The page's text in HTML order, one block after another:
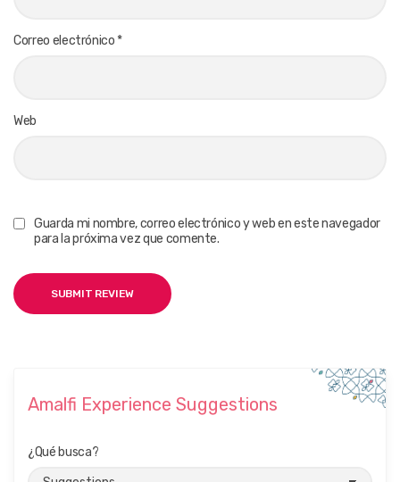
Correo electrónico *
Web
Guarda mi nombre, correo electrónico y web en este navegador
para la próxima vez que comente.
Amalfi Experience Suggestions
¿Qué busca?